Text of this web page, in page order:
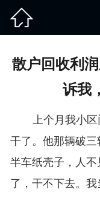

散户回收利
诉我
上个月我小
干了。他那辆破
半车纸壳子，人
了，干不下去。